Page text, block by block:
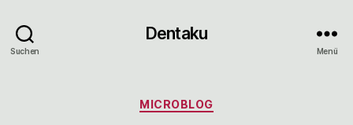
Suchen
Dentaku
Menü
Kategorien
MICROBLOG